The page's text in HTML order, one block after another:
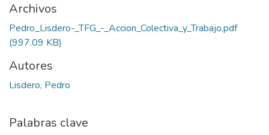
Archivos
Pedro_Lisdero-_TFG_-_Accion_Colectiva_y_Trabajo.pdf
(997.09 KB)
Autores
Lisdero, Pedro
Palabras clave